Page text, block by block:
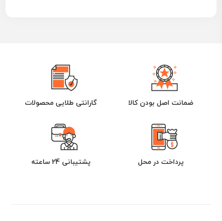
ضمانت اصل بودن کالا گارانتی طلایی محصولات
پرداخت در محل پشتیبانی 24 ساعته